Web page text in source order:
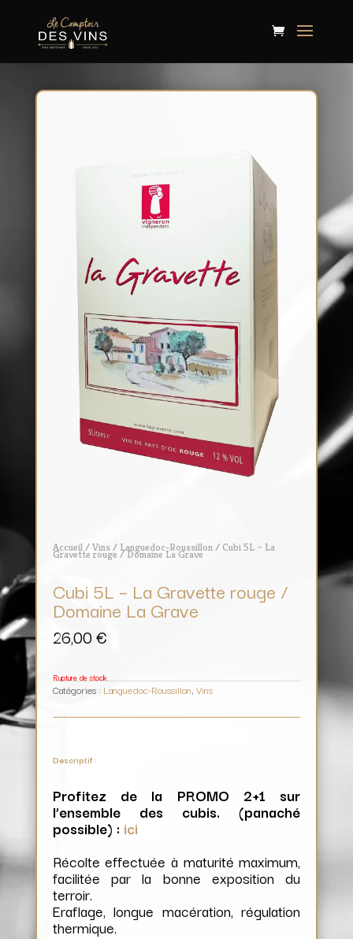
Accueil/Vins/Languedoc-Roussillon/ Cubi 5L – La
Gravette rouge / Domaine La Grave
Cubi 5L – La Gravette rouge /
Domaine La Grave
26,00€
Rupture de stock
Catégories : Languedoc-Roussillon, Vins
Descriptif :
Profitez de la PROMO 2+1 sur
l’ensemble des cubis. (panaché
possible) : ici
Récolte effectuée à maturité maximum,
facilitée par la bonne exposition du
terroir.
Eraflage, longue macération, régulation
thermique.